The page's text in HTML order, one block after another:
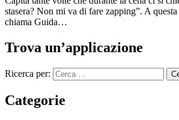
stasera? Non mi va di fare zapping”. A
chiama Guida…
Trova un’applicazione
Ricerca per:
Categorie